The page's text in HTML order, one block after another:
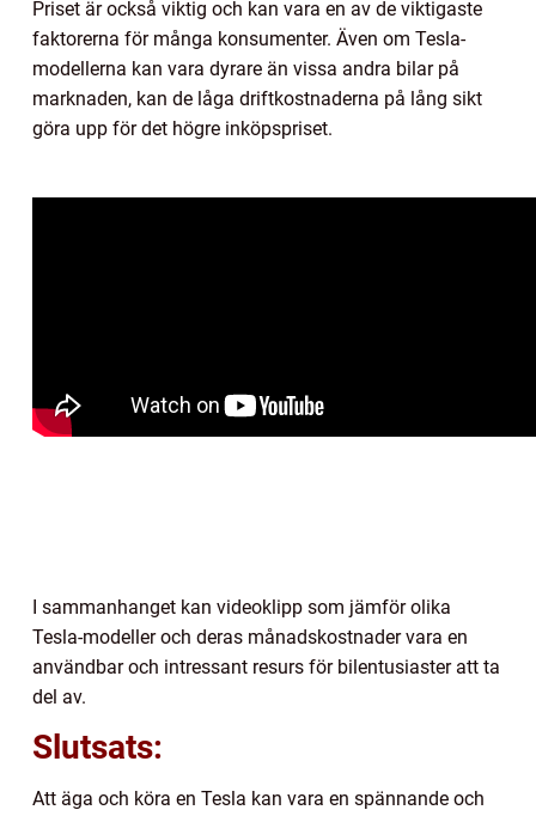
Priset är också viktig och kan vara en av de viktigaste
faktorerna för många konsumenter. Även om Tesla-
modellerna kan vara dyrare än vissa andra bilar på
marknaden, kan de låga driftkostnaderna på lång sikt
göra upp för det högre inköpspriset.
I sammanhanget kan videoklipp som jämför olika
Tesla-modeller och deras månadskostnader vara en
användbar och intressant resurs för bilentusiaster att ta
del av.
Slutsats:
Att äga och köra en Tesla kan vara en spännande och